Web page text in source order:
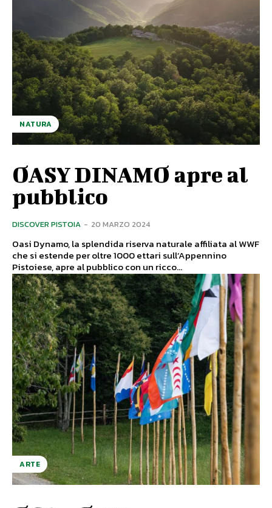
NATURA
OASY DINAMO apre al
pubblico
DISCOVER PISTOIA - 20 MARZO 2024
Oasi Dynamo, la splendida riserva naturale affiliata al WWF
che si estende per oltre 1000 ettari sull’Appennino
Pistoiese, apre al pubblico con un ricco...
ARTE